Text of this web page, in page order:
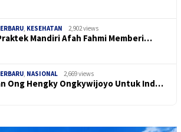
, KESEHATAN 2,902 views
Mandiri Afah Fahmi Memberi…
, NASIONAL 2,669 views
Ong Hengky Ongkywijoyo Untuk Ind…